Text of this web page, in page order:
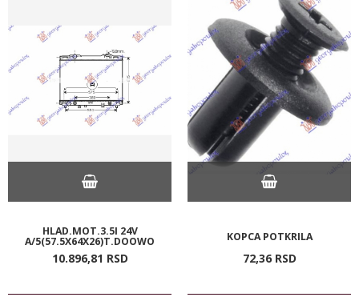
HLAD.MOT.3.5I 24V
A/5(57.5X64X26)T.DOOWO
10.896,81 RSD
KOPCA POTKRILA
72,36 RSD